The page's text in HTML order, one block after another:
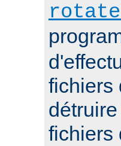
fichiers
fichiers